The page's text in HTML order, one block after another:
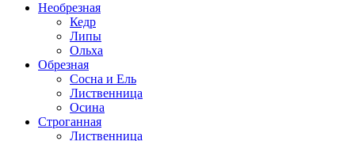
Необрезная
Кедр
Липы
Ольха
Обрезная
Cосна и Ель
Лиственница
Осина
Строганная
Лиственница